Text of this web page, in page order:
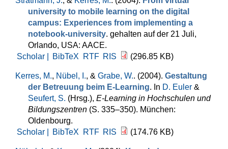
university to mobile learning on the digital
campus: Experiences from implementing a
notebook-university. gehalten auf der 21 Juli,
Orlando, USA: AACE.
Scholar |
BibTeX RTF RIS (296.85 KB)
Kerres, M., Nübel, I., & Grabe, W.. (2004). Gestaltung
der Betreuung beim E-Learning. In D. Euler &
Seufert, S. (Hrsg.), E-Learning in Hochschulen und
Bildungszentren (S. 335–350). München:
Oldenbourg.
Scholar |
BibTeX RTF RIS (174.76 KB)